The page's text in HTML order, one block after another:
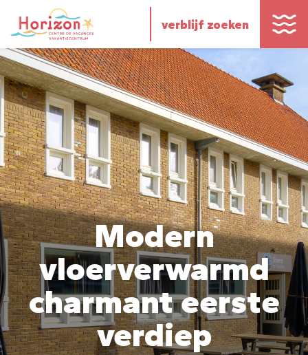
verblijf zoeken
Modern
vloerverwarmd
charmant eerste
verdiep